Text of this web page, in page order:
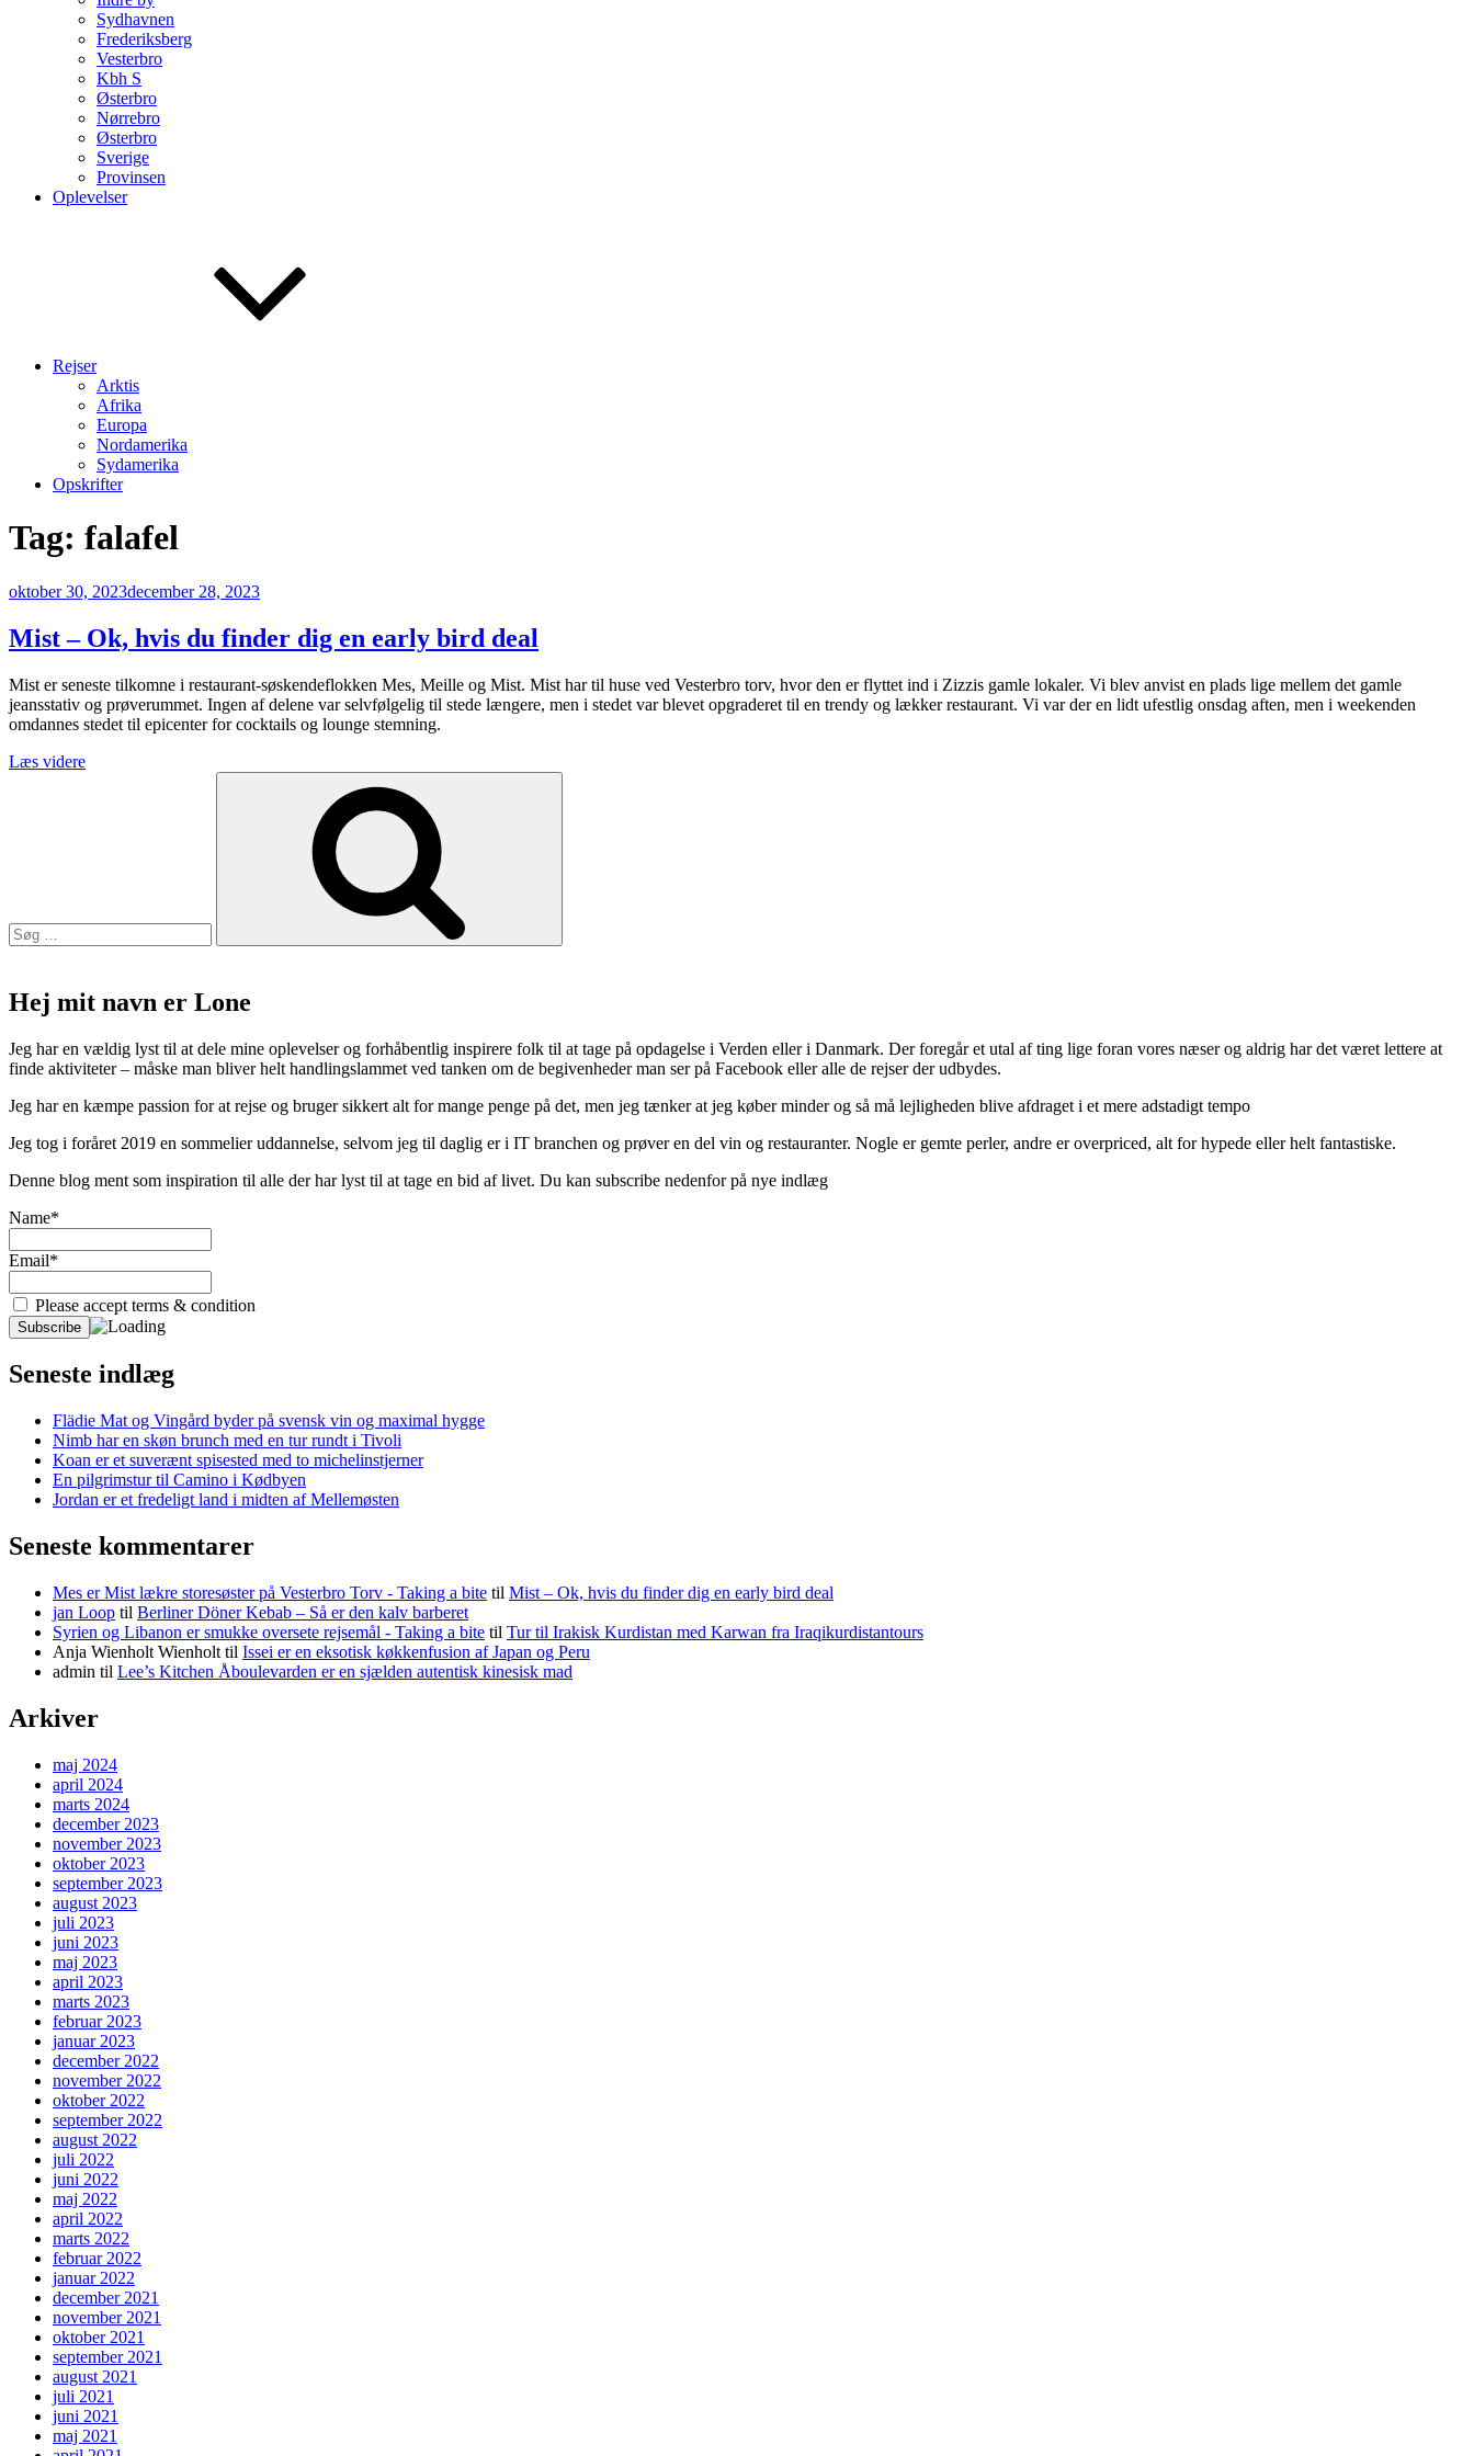
Sydhavnen
Frederiksberg
Vesterbro
Kbh S
Østerbro
Nørrebro
Østerbro
Sverige
Provinsen
Oplevelser
Rejser
Arktis
Afrika
Europa
Nordamerika
Sydamerika
Opskrifter
Tag: falafel
Udgivet
oktober 30, 2023december 28, 2023
Mist – Ok, hvis du finder dig en early bird deal
Mist er seneste tilkomne i restaurant-søskendeflokken Mes, Meille og Mist. Mist har til huse ved Vesterbro torv, hvor den er flyttet ind i Zizzis gamle lokaler. Vi blev anvist en plads lige mellem det gamle
jeansstativ og prøverummet. Ingen af delene var selvfølgelig til stede længere, men i stedet var blevet opgraderet til en trendy og lækker restaurant. Vi var der en lidt ufestlig onsdag aften, men i weekenden
omdannes stedet til epicenter for cocktails og lounge stemning.
Læs videre“Mist
Hej mit navn er Lone
Jeg har en vældig lyst til at dele mine oplevelser og forhåbentlig inspirere folk til at tage på opdagelse i Verden eller i Danmark. Der foregår et utal af ting lige foran vores næser og aldrig har det været lettere at
finde aktiviteter – måske man bliver helt handlingslammet ved tanken om de begivenheder man ser på Facebook eller alle de rejser der udbydes.
Jeg har en kæmpe passion for at rejse og bruger sikkert alt for mange penge på det, men jeg tænker at jeg køber minder og så må lejligheden blive afdraget i et mere adstadigt tempo
Jeg tog i foråret 2019 en sommelier uddannelse, selvom jeg til daglig er i IT branchen og prøver en del vin og restauranter. Nogle er gemte perler, andre er overpriced, alt for hypede eller helt fantastiske.
Denne blog ment som inspiration til alle der har lyst til at tage en bid af livet. Du kan subscribe nedenfor på nye indlæg
Name*
Email*
Please accept terms & condition
Seneste indlæg
Flädie Mat og Vingård byder på svensk vin og maximal hygge
Nimb har en skøn brunch med en tur rundt i Tivoli
Koan er et suverænt spisested med to michelinstjerner
En pilgrimstur til Camino i Kødbyen
Jordan er et fredeligt land i midten af Mellemøsten
Seneste kommentarer
Mes er Mist lækre storesøster på Vesterbro Torv - Taking a bite til Mist – Ok, hvis du finder dig en early bird deal
jan Loop til Berliner Döner Kebab – Så er den kalv barberet
Syrien og Libanon er smukke oversete rejsemål - Taking a bite til Tur til Irakisk Kurdistan med Karwan fra Iraqikurdistantours
Anja Wienholt Wienholt til Issei er en eksotisk køkkenfusion af Japan og Peru
admin til Lee’s Kitchen Åboulevarden er en sjælden autentisk kinesisk mad
Arkiver
maj 2024
april 2024
marts 2024
december 2023
november 2023
oktober 2023
september 2023
august 2023
juli 2023
juni 2023
maj 2023
april 2023
marts 2023
februar 2023
januar 2023
december 2022
november 2022
oktober 2022
september 2022
august 2022
juli 2022
juni 2022
maj 2022
april 2022
marts 2022
februar 2022
januar 2022
december 2021
november 2021
oktober 2021
september 2021
august 2021
juli 2021
juni 2021
maj 2021